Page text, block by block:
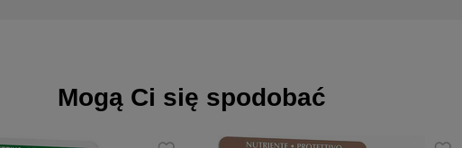
Mogą Ci się spodobać